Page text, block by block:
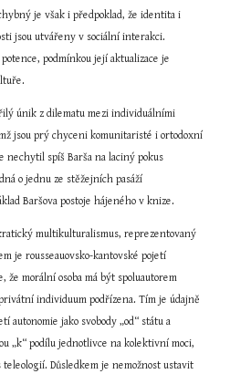
je však i předpoklad, že identita i
jsou utvářeny v sociální interakci.
podmínkou její aktualizace je
únik z dilematu mezi individuálními
jsou prý chyceni komunitaristé i ortodoxní
nechytil spíš Barša na laciný pokus
o jednu ze stěžejních pasáží
Baršova postoje hájeného v knize.
multikulturalismus, reprezentovaný
je rousseauovsko-kantovské pojetí
že morální osoba má být spoluautorem
individuum podřízena. Tím je údajně
autonomie jako svobody „od“ státu a
„k“ podílu jednotlivce na kolektivní moci,
Důsledkem je nemožnost ustavit